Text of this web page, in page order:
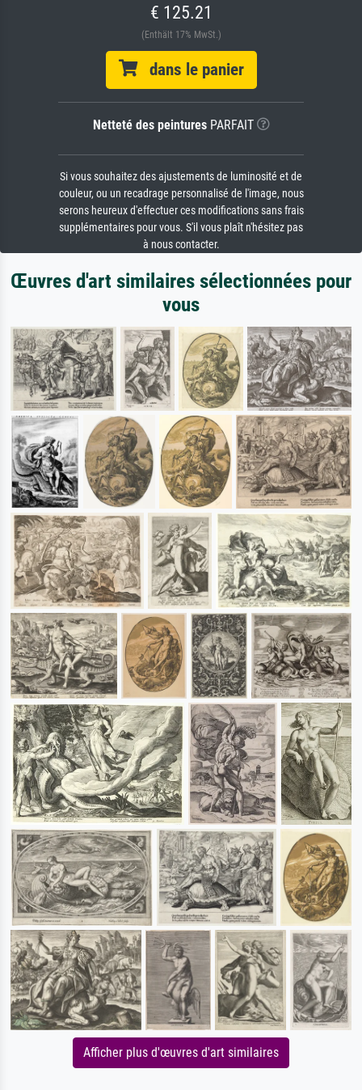
€ 125.21
(Enthält 17% MwSt.)
dans le panier
Netteté des peinturesPARFAIT
Si vous souhaitez des ajustements de luminosité et de
couleur, ou un recadrage personnalisé de l'image, nous
serons heureux d'effectuer ces modifications sans frais
supplémentaires pour vous. S'il vous plaît n'hésitez pas
à nous contacter.
Œuvres d'art similaires sélectionnées pour
vous
Afficher plus d'œuvres d'art similaires